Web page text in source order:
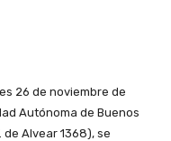
26 de noviembre de
Autónoma de Buenos
de Alvear 1368), se